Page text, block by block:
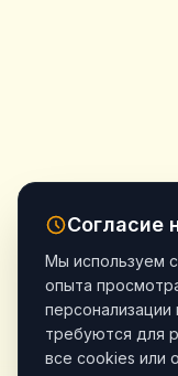
Согласие
Мы используем
опыта
требуются для
все cookies или